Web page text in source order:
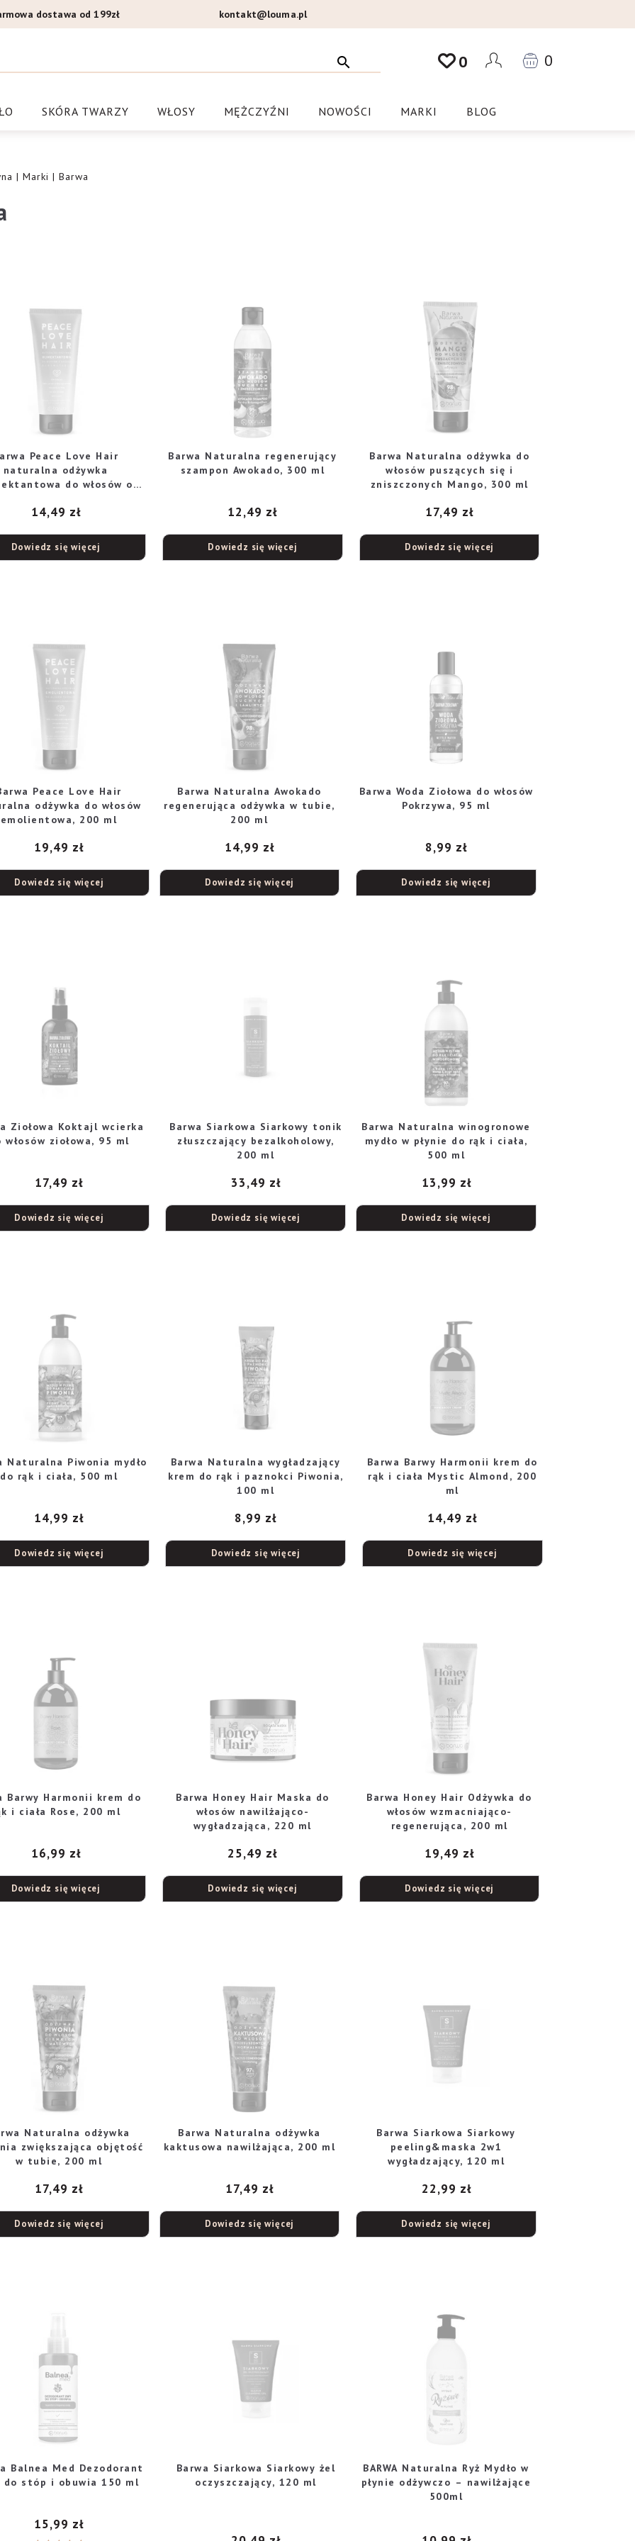
dostawa od 199zł kontakt@louma.pl
0 0
SKÓRA TWARZY WŁOSY MĘŻCZYŹNI NOWOŚCI MARKI BLOG
| Marki | Barwa
Peace Love Hair
naturalna odżywka
do włosów o
14,49 zł
Dowiedz się więcej
Barwa Naturalna regenerujący
szampon Awokado, 300 ml
12,49 zł
Dowiedz się więcej
Barwa Naturalna odżywka do
włosów puszących się i
zniszczonych Mango, 300 ml
17,49 zł
Dowiedz się więcej
Peace Love Hair
odżywka do włosów
emolientowa, 200 ml
19,49 zł
Dowiedz się więcej
Barwa Naturalna Awokado
regenerująca odżywka w tubie,
200 ml
14,99 zł
Dowiedz się więcej
Barwa Woda Ziołowa do włosów
Pokrzywa, 95 ml
8,99 zł
Dowiedz się więcej
Ziołowa Koktajl wcierka
włosów ziołowa, 95 ml
17,49 zł
Dowiedz się więcej
Barwa Siarkowa Siarkowy tonik
złuszczający bezalkoholowy,
200 ml
33,49 zł
Dowiedz się więcej
Barwa Naturalna winogronowe
mydło w płynie do rąk i ciała,
500 ml
13,99 zł
Dowiedz się więcej
Naturalna Piwonia mydło
do rąk i ciała, 500 ml
14,99 zł
Dowiedz się więcej
Barwa Naturalna wygładzający
krem do rąk i paznokci Piwonia,
100 ml
8,99 zł
Dowiedz się więcej
Barwa Barwy Harmonii krem do
rąk i ciała Mystic Almond, 200
ml
14,49 zł
Dowiedz się więcej
Barwy Harmonii krem do
i ciała Rose, 200 ml
16,99 zł
Dowiedz się więcej
Barwa Honey Hair Maska do
włosów nawilżająco-
wygładzająca, 220 ml
25,49 zł
Dowiedz się więcej
Barwa Honey Hair Odżywka do
włosów wzmacniająco-
regenerująca, 200 ml
19,49 zł
Dowiedz się więcej
Naturalna odżywka
zwiększająca objętość
w tubie, 200 ml
17,49 zł
Dowiedz się więcej
Barwa Naturalna odżywka
kaktusowa nawilżająca, 200 ml
17,49 zł
Dowiedz się więcej
Barwa Siarkowa Siarkowy
peeling&maska 2w1
wygładzający, 120 ml
22,99 zł
Dowiedz się więcej
Balnea Med Dezodorant
do stóp i obuwia 150 ml
15,99 zł
Barwa Siarkowa Siarkowy żel
oczyszczający, 120 ml
BARWA Naturalna Ryż Mydło w
płynie odżywczo – nawilżające
500ml